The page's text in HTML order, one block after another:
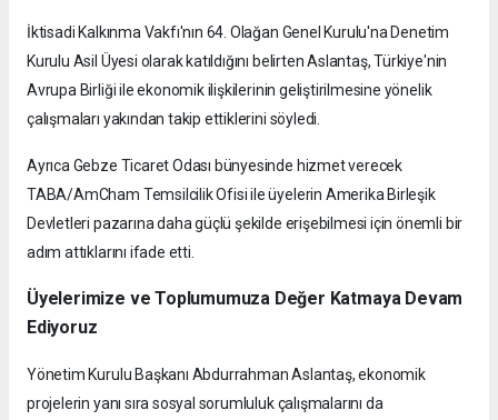
İktisadi Kalkınma Vakfı'nın 64. Olağan Genel Kurulu'na Denetim
Kurulu Asil Üyesi olarak katıldığını belirten Aslantaş, Türkiye'nin
Avrupa Birliği ile ekonomik ilişkilerinin geliştirilmesine yönelik
çalışmaları yakından takip ettiklerini söyledi.
Ayrıca Gebze Ticaret Odası bünyesinde hizmet verecek
TABA/AmCham Temsilcilik Ofisi ile üyelerin Amerika Birleşik
Devletleri pazarına daha güçlü şekilde erişebilmesi için önemli bir
adım attıklarını ifade etti.
Üyelerimize ve Toplumumuza Değer Katmaya Devam
Ediyoruz
Yönetim Kurulu Başkanı Abdurrahman Aslantaş, ekonomik
projelerin yanı sıra sosyal sorumluluk çalışmalarını da